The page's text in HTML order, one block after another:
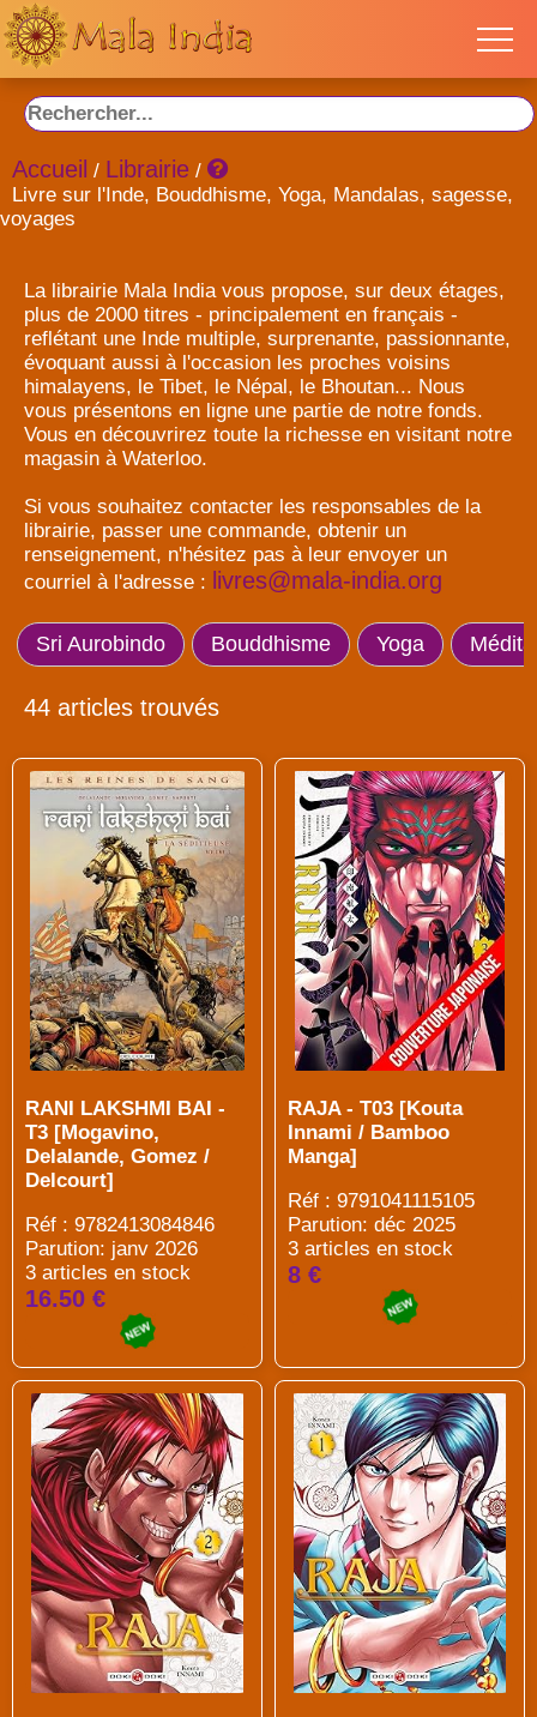
Accueil / Librairie /
Livre sur l'Inde, Bouddhisme, Yoga, Mandalas, sagesse,
voyages
La librairie Mala India vous propose, sur deux étages,
plus de 2000 titres - principalement en français -
reflétant une Inde multiple, surprenante, passionnante,
évoquant aussi à l'occasion les proches voisins
himalayens, le Tibet, le Népal, le Bhoutan... Nous
vous présentons en ligne une partie de notre fonds.
Vous en découvrirez toute la richesse en visitant notre
magasin à Waterloo.
Si vous souhaitez contacter les responsables de la
librairie, passer une commande, obtenir un
renseignement, n'hésitez pas à leur envoyer un
courriel à l'adresse : livres@mala-india.org
Sri Aurobindo Bouddhisme Yoga
44 articles trouvés
RANI LAKSHMI BAI -
T3 [Mogavino,
Delalande, Gomez /
Delcourt]
Réf : 9782413084846
Parution: janv 2026
3 articles en stock
16.50 €
RAJA - T03 [Kouta
Innami / Bamboo
Manga]
Réf : 9791041115105
Parution: déc 2025
3 articles en stock
8 €